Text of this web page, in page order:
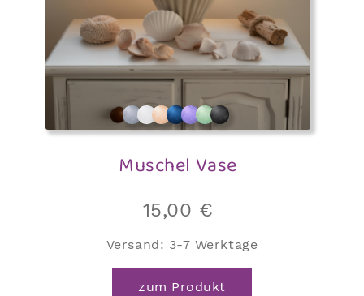
Produktseite
gewählt
werden
Muschel Vase
15,00 €
Versand: 3-7 Werktage
zum Produkt